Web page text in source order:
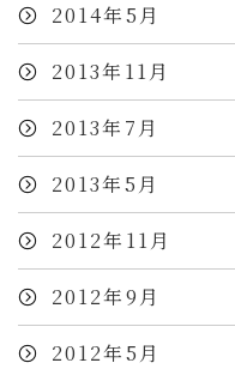
2014年5月
2013年11月
2013年7月
2013年5月
2012年11月
2012年9月
2012年5月